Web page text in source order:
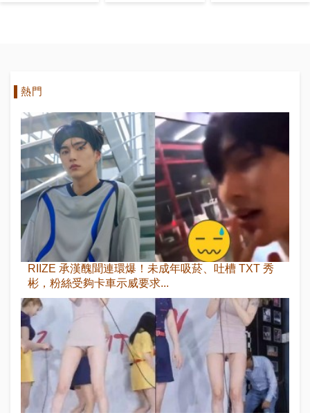
熱門
RIIZE 承漢醜聞連環爆！未成年吸菸、吐槽 TXT 秀
彬，粉絲受夠卡車示威要求...